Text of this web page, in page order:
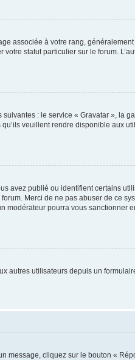
associée à votre rang,
statut particulier sur le forum.
: le service « Gravatar », la
veuillent rendre disponible aux
avez publié ou identifient certains
Merci de ne pas abuser de ce
modérateur pourra vous sanctionner
autres utilisateurs depuis un
message, cliquez sur le bouton «